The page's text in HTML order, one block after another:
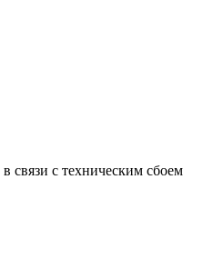
связи с техническим сбоем